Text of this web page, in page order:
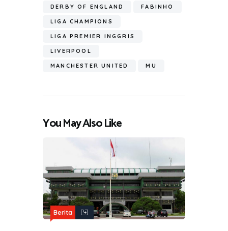
ok A
p
p
m
e
DERBY OF ENGLAND FABINHO
LIGA CHAMPIONS
LIGA PREMIER INGGRIS
LIVERPOOL
MANCHESTER UNITED MU
You May Also Like
Berita